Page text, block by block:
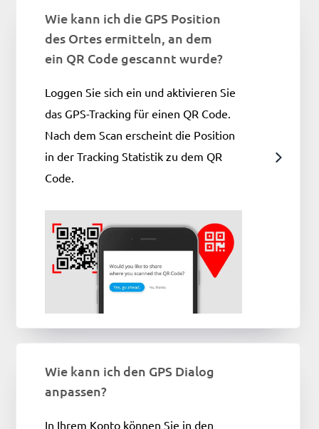
Wie kann ich die GPS Position
des Ortes ermitteln, an dem
ein QR Code gescannt wurde?
Loggen Sie sich ein und aktivieren Sie
das GPS-Tracking für einen QR Code.
Nach dem Scan erscheint die Position
in der Tracking Statistik zu dem QR
Code.
Wie kann ich den GPS Dialog
anpassen?
In Ihrem Konto können Sie in den